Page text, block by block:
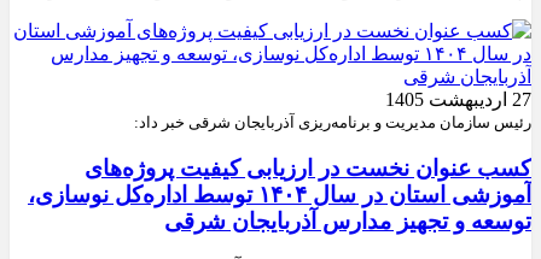
27 اردیبهشت 1405
رئیس سازمان مدیریت و برنامه‌ریزی آذربایجان شرقی خبر داد:
کسب عنوان نخست در ارزیابی کیفیت پروژه‌های
آموزشی استان در سال ۱۴۰۴ توسط اداره‌کل نوسازی،
توسعه و تجهیز مدارس آذربایجان شرقی